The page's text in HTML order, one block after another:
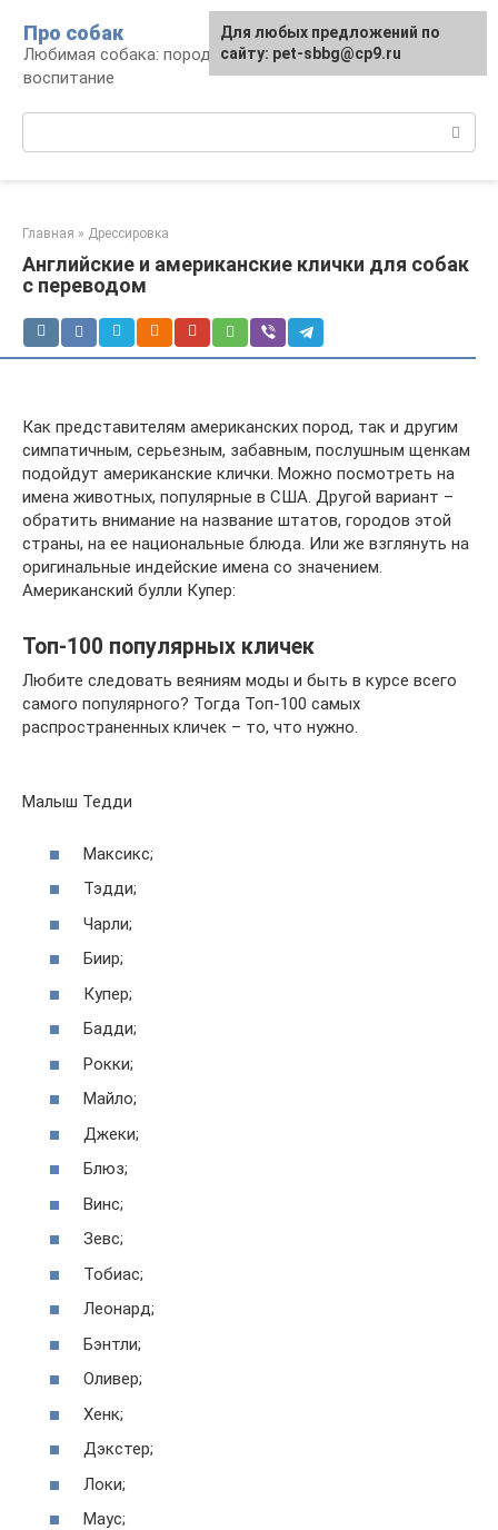
контенту
Про собак
Любимая собака: породы, содержание,
воспитание
Главная » Дрессировка
Английские и американские клички для собак
с переводом
Как представителям американских пород, так и другим
симпатичным, серьезным, забавным, послушным щенкам
подойдут американские клички. Можно посмотреть на
имена животных, популярные в США. Другой вариант –
обратить внимание на название штатов, городов этой
страны, на ее национальные блюда. Или же взглянуть на
оригинальные индейские имена со значением.
Американский булли Купер:
Топ-100 популярных кличек
Любите следовать веяниям моды и быть в курсе всего
самого популярного? Тогда Топ-100 самых
распространенных кличек – то, что нужно.
Малыш Тедди
Максикс;
Тэдди;
Чарли;
Биир;
Купер;
Бадди;
Рокки;
Майло;
Джеки;
Блюз;
Винс;
Зевс;
Тобиас;
Леонард;
Бэнтли;
Оливер;
Хенк;
Дэкстер;
Локи;
Маус;
Для любых предложений по
сайту: pet-sbbg@cp9.ru